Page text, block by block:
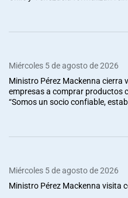
Miércoles 5 de agosto de 2026
Ministro Pérez Mackenna cierra
empresas a comprar productos
“Somos un socio confiable,
Miércoles 5 de agosto de 2026
Ministro Pérez Mackenna visita